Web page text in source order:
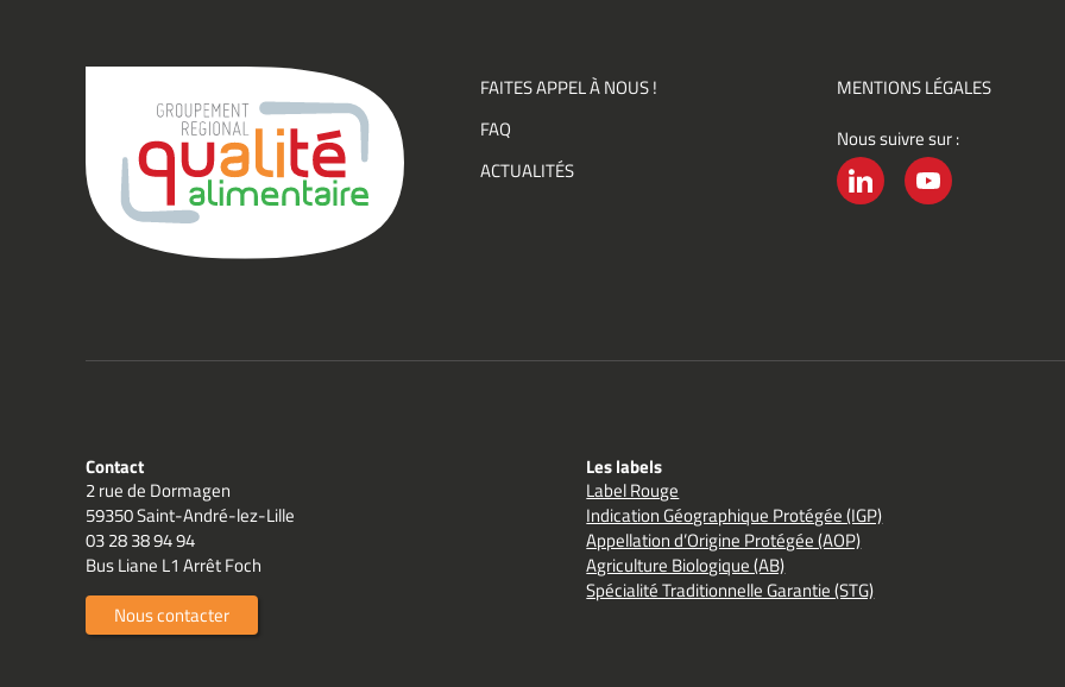
événements)
Groupement
Qualité
FAITES APPEL À NOUS !
FAQ
ACTUALITÉS
MENTIONS LÉGALES
Nous suivre sur :
Contact
2 rue de Dormagen
59350 Saint-André-lez-Lille
03 28 38 94 94
Bus Liane L1 Arrêt Foch
Nous contacter
Les labels
Label Rouge
Indication Géographique Protégée (IGP)
Appellation d’Origine Protégée (AOP)
Agriculture Biologique (AB)
Spécialité Traditionnelle Garantie (STG)